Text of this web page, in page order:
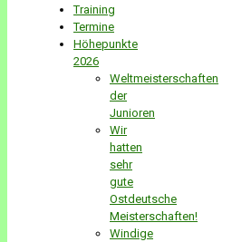
Training
Termine
Höhepunkte
2026
Weltmeisterschaften
der
Junioren
Wir
hatten
sehr
gute
Ostdeutsche
Meisterschaften!
Windige